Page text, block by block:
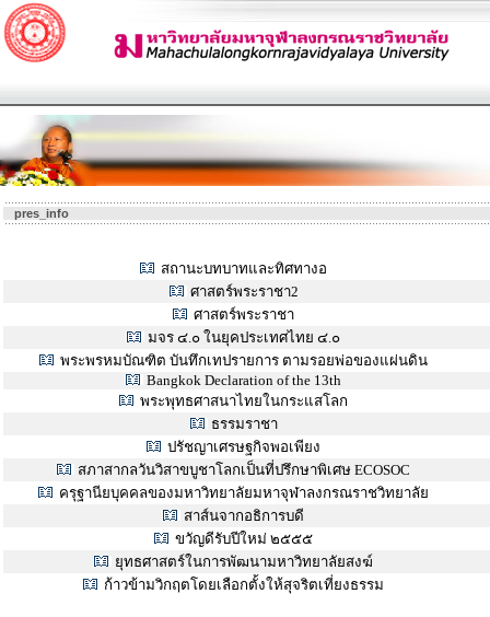
pres_info
สถานะบทบาทและทิศทางอ
ศาสตร์พระราชา2
ศาสตร์พระราชา
มจร ๔.๐ ในยุคประเทศไทย ๔.๐
พระพรหมบัณฑิต บันทึกเทปรายการ ตามรอยพ่อของแผ่นดิน
Bangkok Declaration of the 13th
พระพุทธศาสนาไทยในกระแสโลก
ธรรมราชา
ปรัชญาเศรษฐกิจพอเพียง
สภาสากลวันวิสาขบูชาโลกเป็นที่ปรึกษาพิเศษ ECOSOC
ครุฐานียบุคคลของมหาวิทยาลัยมหาจุฬาลงกรณราชวิทยาลัย
สาส์นจากอธิการบดี
ขวัญดีรับปีใหม่ ๒๕๕๕
ยุทธศาสตร์ในการพัฒนามหาวิทยาลัยสงฆ์
ก้าวข้ามวิกฤตโดยเลือกตั้งให้สุจริตเที่ยงธรรม